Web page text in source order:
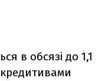
в обсязі до 1,1